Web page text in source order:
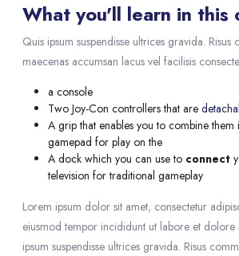
What you'll learn in this
Quis ipsum suspendisse ultrices gravida.
maecenas accumsan lacus vel facilisis
a console
Two Joy-Con controllers that are
A grip that enables you to combine them
gamepad for play on the
A dock which you can use to connect
television for traditional gameplay
Lorem ipsum dolor sit amet, consectetur
eiusmod tempor incididunt ut labore et
ipsum suspendisse ultrices gravida. Risus